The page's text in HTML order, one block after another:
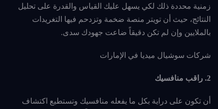
زمنية محددة ذلك لكي يسهل عليك القياس والقدرة على تحليل
النتائج، حيث أن تويتر منصة ضخمة وتزدحم فيها التغريدات
بالملايين وإن لم تكن دقيقاً ضاعت جهودك سدى.
شركات سوشيال ميديا في الإمارات
2. راقب منافسيك
أن تكون على دراية بكل ما يفعله منافسيك وتستطيع اكتشاف